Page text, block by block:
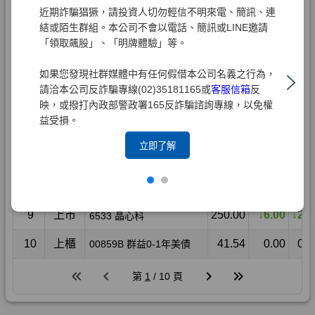
近期詐騙猖獗，請投資人切勿輕信不明來電、簡訊、連
結或陌生群組。本公司不會以電話、簡訊或LINE邀請
「領取飆股」、「明牌體驗」等。
如果您發現社群媒體中有任何假借本公司名義之行為，
請洽本公司反詐騙專線(02)35181165或客服信箱反
映，或撥打內政部警政署165反詐騙諮詢專線，以免權
益受損。
立即了解